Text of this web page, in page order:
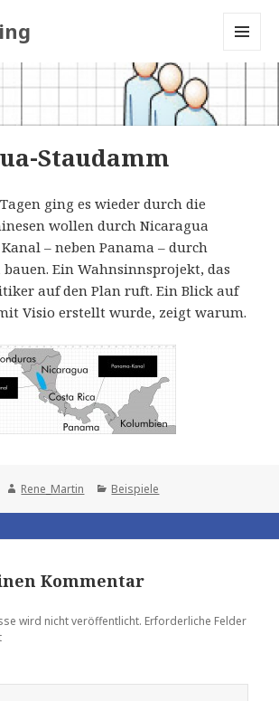
WIDGETS
Staudamm
ging es wieder durch die
wollen durch Nicaragua
– neben Panama – durch
Ein Wahnsinnsprojekt, das
auf den Plan ruft. Ein Blick auf
Visio erstellt wurde, zeigt warum.
Author
Rene_Martin Categories
Beispiele
Kommentar
wird nicht veröffentlicht. Erforderliche Felder